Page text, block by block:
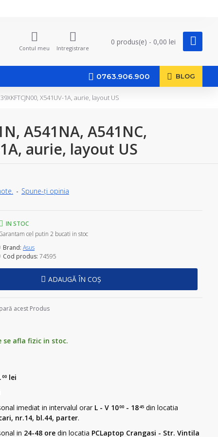
Contul meu Intregistrare
0 produs(e) - 0,00 lei
0763.906.900 BLOG
X541UV-1A, aurie, layout US
A541NA, A541NC,
1A, aurie, layout US
- Spune-ţi opinia
IN STOC
cel putin 2 bucati in stoc
Brand: Asus
Cod produs: 74595
ADAUGĂ ÎN COȘ
acest Produs
se afla fizic in stoc.
00lei
imediat in intervalul orar L - V 1000- 1845din locatia
nr.14, bl.44, parter.
in 24-48 ore din locatia PCLaptop Crangasi - Str. Vintila